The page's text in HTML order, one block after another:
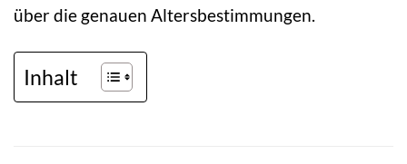
über die genauen Altersbestimmungen.
Inhalt